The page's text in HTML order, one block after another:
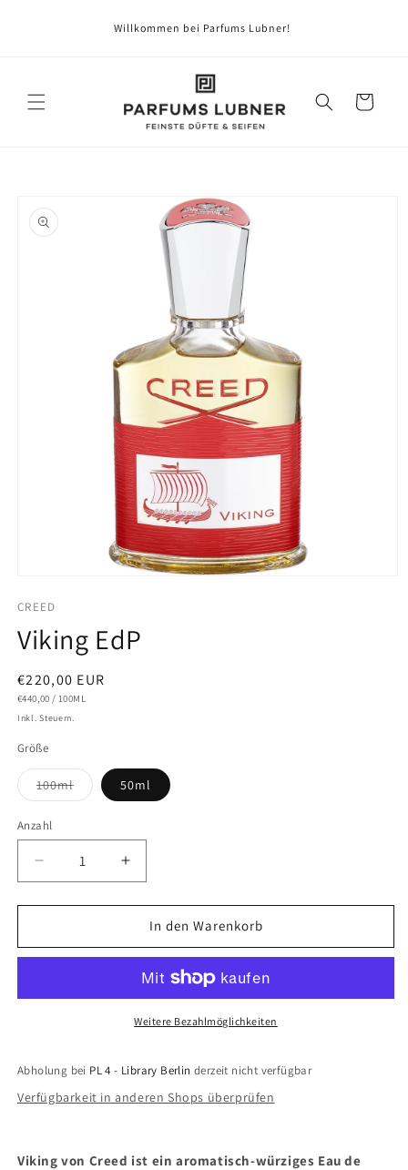
Willkommen bei Parfums Lubner!
Warenkorb
in
öffnen
CREED
Viking EdP
Normaler
Preis
€220,00 EUR
GRUNDPREIS
€440,00 / PRO
100ML
Inkl. Steuern.
Größe
100mlVariante
ausverkauft
50ml
Anzahl
Verringere
die
Menge
Viking
Erhöhe
die
Menge
Viking
In den Warenkorb
Weitere Bezahlmöglichkeiten
Abholung bei PL 4 - Library Berlin derzeit nicht verfügbar
Verfügbarkeit in anderen Shops überprüfen
Viking von Creed ist ein aromatisch-würziges Eau de